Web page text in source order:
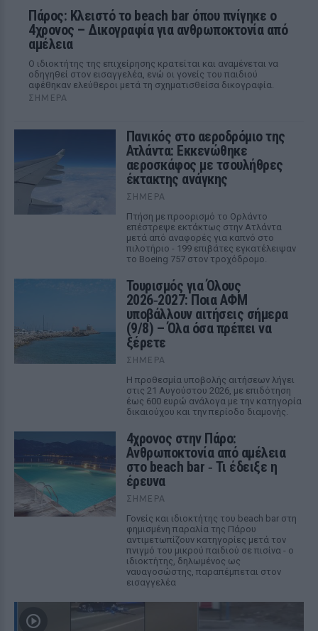
Πάρος: Κλειστό το beach bar όπου πνίγηκε ο
4χρονος – Δικογραφία για ανθρωποκτονία από
αμέλεια
Ο ιδιοκτήτης της επιχείρησης κρατείται και αναμένεται να
οδηγηθεί στον εισαγγελέα, ενώ οι γονείς του παιδιού
αφέθηκαν ελεύθεροι μετά τη σχηματισθείσα δικογραφία.
ΣΉΜΕΡΑ
Πανικός στο αεροδρόμιο της
Ατλάντα: Εκκενώθηκε
αεροσκάφος με τσουλήθρες
έκτακτης ανάγκης
ΣΉΜΕΡΑ
Πτήση με προορισμό το Ορλάντο
επέστρεψε εκτάκτως στην Ατλάντα
μετά από αναφορές για καπνό στο
πιλοτήριο - 199 επιβάτες εγκατέλειψαν
το Boeing 757 στον τροχόδρομο.
Τουρισμός για Όλους
2026‑2027: Ποια ΑΦΜ
υποβάλλουν αιτήσεις σήμερα
(9/8) – Όλα όσα πρέπει να
ξέρετε
ΣΉΜΕΡΑ
Η προθεσμία υποβολής αιτήσεων λήγει
στις 21 Αυγούστου 2026, με επιδότηση
έως 600 ευρώ ανάλογα με την κατηγορία
δικαιούχου και την περίοδο διαμονής.
4χρονος στην Πάρο:
Ανθρωποκτονία από αμέλεια
στο beach bar ‑ Τι έδειξε η
έρευνα
ΣΉΜΕΡΑ
Γονείς και ιδιοκτήτης του beach bar στη
φημισμένη παραλία της Πάρου
αντιμετωπίζουν κατηγορίες μετά τον
πνιγμό του μικρού παιδιού σε πισίνα - ο
ιδιοκτήτης, δηλωμένος ως
ναυαγοσώστης, παραπέμπεται στον
εισαγγελέα